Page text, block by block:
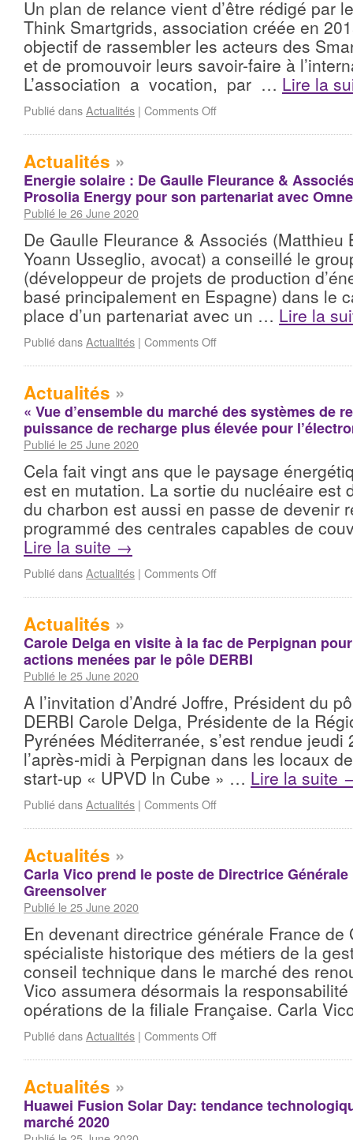
Un plan de relance vient d’être rédigé par
Think Smartgrids, association créée en
objectif de rassembler les acteurs des
et de promouvoir leurs savoir-faire à
L’association a vocation, par … Lire la
Publié dansActualités | Comments Off
Actualités »
Energie solaire : De Gaulle Fleurance &
Prosolia Energy pour son partenariat avec
Publié le 26 June 2020
De Gaulle Fleurance & Associés (Matthieu
Yoann Usseglio, avocat) a conseillé le
(développeur de projets de production
basé principalement en Espagne) dans le
place d’un partenariat avec un … Lire la
Publié dansActualités | Comments Off
Actualités »
« Vue d’ensemble du marché des systèmes de
puissance de recharge plus élevée pour
Publié le 25 June 2020
Cela fait vingt ans que le paysage
est en mutation. La sortie du nucléaire est
du charbon est aussi en passe de devenir
programmé des centrales capables de
Lire la suite →
Publié dansActualités | Comments Off
Actualités »
Carole Delga en visite à la fac de Perpignan
actions menées par le pôle DERBI
Publié le 25 June 2020
A l’invitation d’André Joffre, Président du
DERBI Carole Delga, Présidente de la
Pyrénées Méditerranée, s’est rendue jeudi
l’après-midi à Perpignan dans les locaux
start-up « UPVD In Cube » … Lire la suite
Publié dansActualités | Comments Off
Actualités »
Carla Vico prend le poste de Directrice Générale
Greensolver
Publié le 25 June 2020
En devenant directrice générale France de
spécialiste historique des métiers de la
conseil technique dans le marché des
Vico assumera désormais la responsabilité
opérations de la filiale Française. Carla
Publié dansActualités | Comments Off
Actualités »
Huawei Fusion Solar Day: tendance
marché 2020